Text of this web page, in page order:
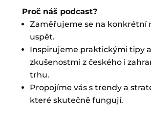
Proč náš podcast?
Zaměřujeme se na konkrétní
uspět.
Inspirujeme praktickými tipy a
zkušenostmi z českého i
trhu.
Propojíme vás s trendy a
které skutečně fungují.